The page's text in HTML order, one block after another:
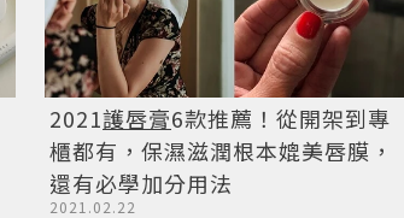
2021護唇膏6款推薦！從開架到專
櫃都有，保濕滋潤根本媲美唇膜，
還有必學加分用法
2021.02.22